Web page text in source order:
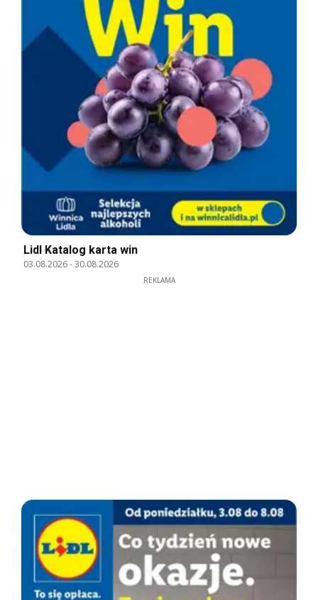
Lidl Katalog karta win
03.08.2026-30.08.2026
REKLAMA